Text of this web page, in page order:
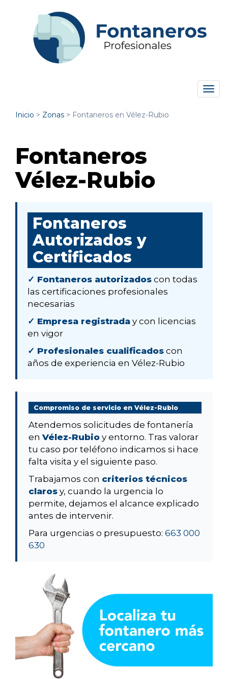
Inicio > Zonas > Fontaneros en Vélez-Rubio
Fontaneros
Vélez-Rubio
Fontaneros
Autorizados y
Certificados
✓ Fontaneros autorizados con todas
las certificaciones profesionales
necesarias
✓ Empresa registrada y con licencias
en vigor
✓ Profesionales cualificados con
años de experiencia en Vélez-Rubio
Compromiso de servicio en Vélez-Rubio
Atendemos solicitudes de fontanería
en Vélez-Rubio y entorno. Tras valorar
tu caso por teléfono indicamos si hace
falta visita y el siguiente paso.
Trabajamos con criterios técnicos
claros y, cuando la urgencia lo
permite, dejamos el alcance explicado
antes de intervenir.
Para urgencias o presupuesto: 663 000
630